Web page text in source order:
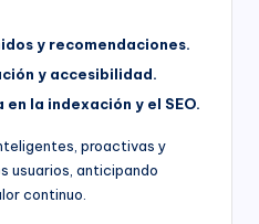
y recomendaciones.
y accesibilidad.
la indexación y el SEO.
proactivas y
usuarios, anticipando
continuo.